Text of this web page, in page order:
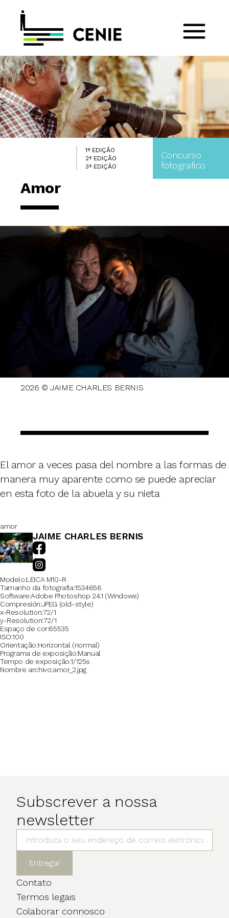
1ª EDIÇÃO
2ª EDIÇÃO
3ª EDIÇÃO
Concurso
fotografico
Amor
2026 © JAIME CHARLES BERNIS
El amor a veces pasa del nombre a las formas de
manera muy aparente como se puede apreciar
en esta foto de la abuela y su nieta
amor
JAIME CHARLES BERNIS
Modelo LEICA M10-R
Tamanho da fotografia 1534656
Software Adobe Photoshop 24.1 (Windows)
Compresión JPEG (old-style)
x-Resolution72/1
y-Resolution72/1
Espaço de cor65535
ISO 100
Orientação Horizontal (normal)
Programa de exposição Manual
Tempo de exposição 1/125s
Nombre archivo amor_2.jpg
Subscrever a nossa
newsletter
Entregar
Contato
Termos legais
Colaborar connosco